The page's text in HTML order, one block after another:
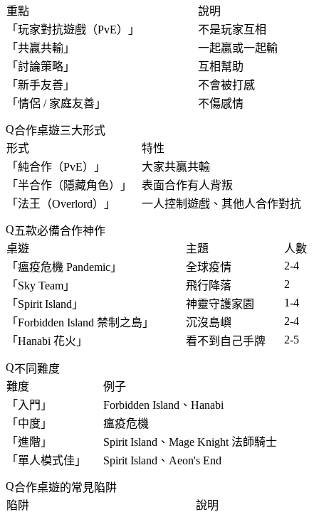
重點
說明
「 玩家對抗遊戲（PvE） 」
不是玩家互相
「 共贏共輸 」
一起贏或一起輸
「 討論策略 」
互相幫助
「 新手友善 」
不會被打感
「 情侶 / 家庭友善 」 不傷感情
合作桌遊三大形式
形式
特性
「 純合作（PvE） 」
大家共贏共輸
「 半合作（隱藏角色） 」
表面合作有人背叛
「 法王（Overlord） 」 一人控制遊戲、其他人合作對抗
五款必備合作神作
桌遊
主題
人數
「 瘟疫危機 Pandemic 」 全球疫情
2-4
「 Sky Team 」 飛行降落
2
「 Spirit Island 」 神靈守護家園
1-4
「 Forbidden Island 禁制之島 」 沉沒島嶼
2-4
「 Hanabi 花火 」 看不到自己手牌 2-5
不同難度
難度
例子
「 入門 」
Forbidden Island、Hanabi
「 中度 」
瘟疫危機
「 進階 」
Spirit Island、Mage Knight 法師騎士
「 單人模式佳 」 Spirit Island、Aeon's End
合作桌遊的常見陷阱
陷阱
說明